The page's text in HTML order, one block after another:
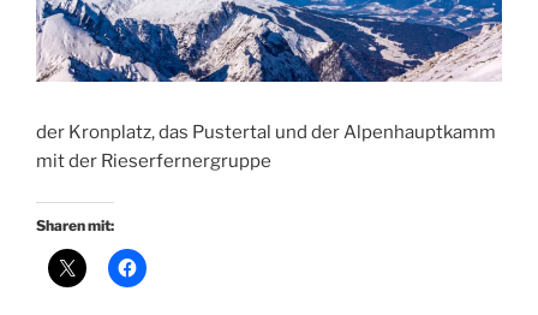
der Kronplatz, das Pustertal und der Alpenhauptkamm
mit der Rieserfernergruppe
Sharen mit: